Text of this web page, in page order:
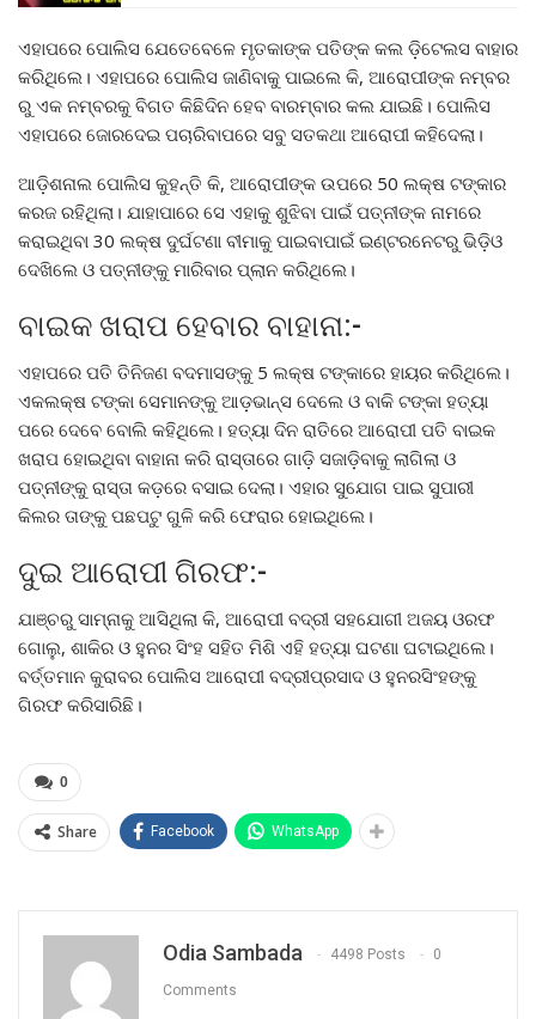
ଏହାପରେ ପୋଲିସ ଯେତେବେଳେ ମୃତକାଙ୍କ ପତିଙ୍କ କଲ ଡ଼ିଟେଲସ ବାହାର
କରିଥିଲେ। ଏହାପରେ ପୋଲିସ ଜାଣିବାକୁ ପାଇଲେ କି, ଆରୋପୀଙ୍କ ନମ୍ବର
ରୁ ଏକ ନମ୍ବରକୁ ବିଗତ କିଛିଦିନ ହେବ ବାରମ୍ବାର କଲ ଯାଇଛି। ପୋଲିସ
ଏହାପରେ ଜୋରଦେଇ ପଚାରିବାପରେ ସବୁ ସତକଥା ଆରୋପୀ କହିଦେଲା।
ଆଡ଼ିଶନାଲ ପୋଲିସ କୁହନ୍ତି କି, ଆରୋପୀଙ୍କ ଉପରେ 50 ଲକ୍ଷ ଟଙ୍କାର
କରଜ ରହିଥିଲା। ଯାହାପାରେ ସେ ଏହାକୁ ଶୁଝିବା ପାଇଁ ପତ୍ନୀଙ୍କ ନାମରେ
କରାଇଥିବା 30 ଲକ୍ଷ ଦୁର୍ଘଟଣା ବୀମାକୁ ପାଇବାପାଇଁ ଇଣ୍ଟରନେଟରୁ ଭିଡ଼ିଓ
ଦେଖିଲେ ଓ ପତ୍ନୀଙ୍କୁ ମାରିବାର ପ୍ଲାନ କରିଥିଲେ।
ବାଇକ ଖରାପ ହେବାର ବାହାନା:-
ଏହାପରେ ପତି ତିନିଜଣ ବଦମାସଙ୍କୁ 5 ଲକ୍ଷ ଟଙ୍କାରେ ହାୟର କରିଥିଲେ।
ଏକଲକ୍ଷ ଟଙ୍କା ସେମାନଙ୍କୁ ଆଡ଼ଭାନ୍ସ ଦେଲେ ଓ ବାକି ଟଙ୍କା ହତ୍ୟା
ପରେ ଦେବେ ବୋଲି କହିଥିଲେ। ହତ୍ୟା ଦିନ ରାତିରେ ଆରୋପୀ ପତି ବାଇକ
ଖରାପ ହୋଇଥିବା ବାହାନା କରି ରାସ୍ତାରେ ଗାଡ଼ି ସଜାଡ଼ିବାକୁ ଲାଗିଲା ଓ
ପତ୍ନୀଙ୍କୁ ରାସ୍ତା କଡ଼ରେ ବସାଇ ଦେଲା। ଏହାର ସୁଯୋଗ ପାଇ ସୁପାରୀ
କିଲର ତାଙ୍କୁ ପଛପଟୁ ଗୁଳି କରି ଫେରାର ହୋଇଥିଲେ।
ଦୁଇ ଆରୋପୀ ଗିରଫ:-
ଯାଞ୍ଚରୁ ସାମ୍ନାକୁ ଆସିଥିଲା କି, ଆରୋପୀ ବଦ୍ରୀ ସହଯୋଗୀ ଅଜୟ ଓରଫ
ଗୋଲୁ, ଶାକିର ଓ ହୁନର ସିଂହ ସହିତ ମିଶି ଏହି ହତ୍ୟା ଘଟଣା ଘଟାଇଥିଲେ।
ବର୍ତ୍ତମାନ କୁରାବର ପୋଲିସ ଆରୋପୀ ବଦ୍ରୀପ୍ରସାଦ ଓ ହୁନରସିଂହଙ୍କୁ
ଗିରଫ କରିସାରିଛି।
0
Share Facebook WhatsApp
Odia Sambada 4498 Posts 0
Comments